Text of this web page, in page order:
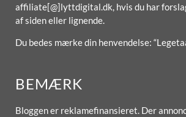
affiliate[@]lyttdigital.dk, hvis du har
af siden eller lignende.
Du bedes mærke din henvendelse:
BEMÆRK
Bloggen er reklamefinansieret. Der